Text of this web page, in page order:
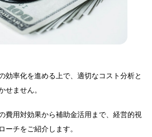
効率化を進める上で、適切なコスト分析と
せません。
費用対効果から補助金活用まで、経営的視
ーチをご紹介します。